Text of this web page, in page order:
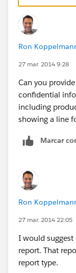
1500
11100
12/31/14
1500
12/31/14
1500
11100
12/31/14
8500
12/15/14
1000
8500
1000
8500
Ron
27 mar. 2014 9:28
Can you
confidential
including
showing a line
Marcar
Ron
27 mar. 2014 22:05
I would
report. That
report type.